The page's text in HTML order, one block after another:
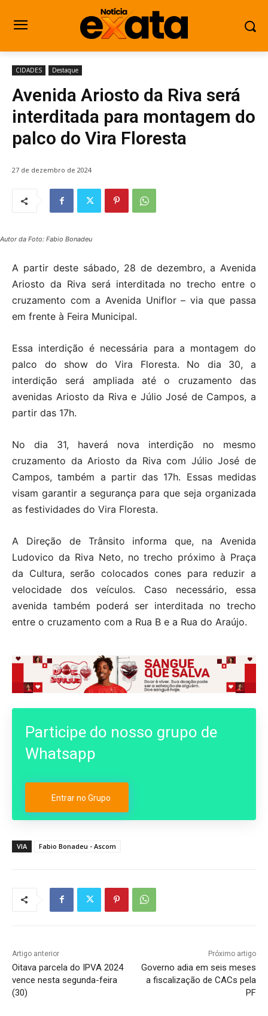
CIDADES Destaque
Avenida Ariosto da Riva será
interditada para montagem do
palco do Vira Floresta
27 de dezembro de 2024
Autor da Foto: Fabio Bonadeu
A partir deste sábado, 28 de dezembro, a Avenida
Ariosto da Riva será interditada no trecho entre o
cruzamento com a Avenida Uniflor – via que passa
em frente à Feira Municipal.
Essa interdição é necessária para a montagem do
palco do show do Vira Floresta. No dia 30, a
interdição será ampliada até o cruzamento das
avenidas Ariosto da Riva e Júlio José de Campos, a
partir das 17h.
No dia 31, haverá nova interdição no mesmo
cruzamento da Ariosto da Riva com Júlio José de
Campos, também a partir das 17h. Essas medidas
visam garantir a segurança para que seja organizada
as festividades do Vira Floresta.
A Direção de Trânsito informa que, na Avenida
Ludovico da Riva Neto, no trecho próximo à Praça
da Cultura, serão colocados cones para reduzir a
velocidade dos veículos. Caso necessário, essa
avenida também poderá ser interditada no trecho
entre o cruzamento com a Rua B e a Rua do Araújo.
Participe do nosso grupo de
Whatsapp
Entrar no Grupo
VIA Fabio Bonadeu - Ascom
Artigo anterior
Oitava parcela do IPVA 2024
vence nesta segunda-feira
(30)
Próximo artigo
Governo adia em seis meses
a fiscalização de CACs pela
PF